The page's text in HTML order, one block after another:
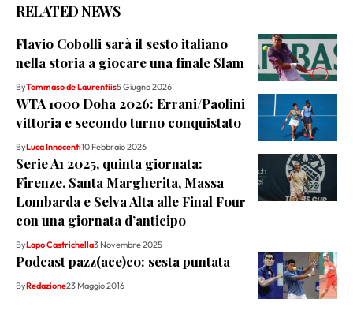
RELATED NEWS
Flavio Cobolli sarà il sesto italiano
nella storia a giocare una finale Slam
ByTommaso de Laurentiis5 Giugno 2026
WTA 1000 Doha 2026: Errani/Paolini
vittoria e secondo turno conquistato
ByLuca Innocenti10 Febbraio 2026
Serie A1 2025, quinta giornata:
Firenze, Santa Margherita, Massa
Lombarda e Selva Alta alle Final Four
con una giornata d’anticipo
ByLapo Castrichella3 Novembre 2025
Podcast pazz(ace)co: sesta puntata
ByRedazione23 Maggio 2016